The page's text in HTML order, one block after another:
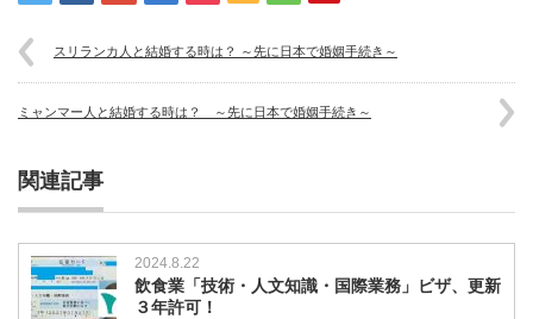
スリランカ人と結婚する時は？ ～先に日本で婚姻手続き～
ミャンマー人と結婚する時は？ ～先に日本で婚姻手続き～
関連記事
2024.8.22
飲食業「技術・人文知識・国際業務」ビザ、更新
３年許可！